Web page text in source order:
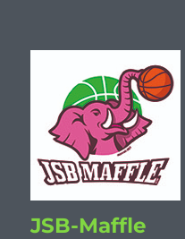
JSB-Maffle